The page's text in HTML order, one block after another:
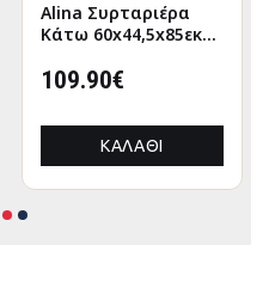
Alina Συρταριέρα
Κάτω 60x44,5x85εκ
109.90€
ΚΑΛΆΘΙ